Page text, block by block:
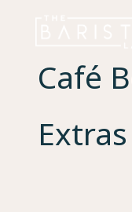
Café
Extras